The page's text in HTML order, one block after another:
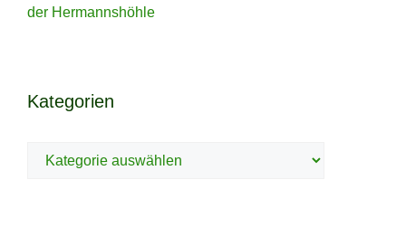
der Hermannshöhle
Kategorien
Kategorien